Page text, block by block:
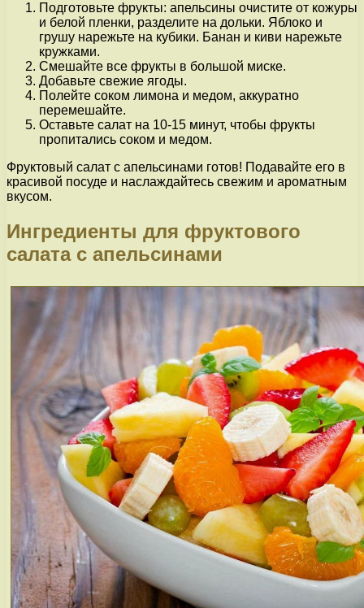
Подготовьте фрукты: апельсины очистите от кожуры
и белой пленки, разделите на дольки. Яблоко и
грушу нарежьте на кубики. Банан и киви нарежьте
кружками.
Смешайте все фрукты в большой миске.
Добавьте свежие ягоды.
Полейте соком лимона и медом, аккуратно
перемешайте.
Оставьте салат на 10-15 минут, чтобы фрукты
пропитались соком и медом.
Фруктовый салат с апельсинами готов! Подавайте его в
красивой посуде и наслаждайтесь свежим и ароматным
вкусом.
Ингредиенты для фруктового
салата с апельсинами